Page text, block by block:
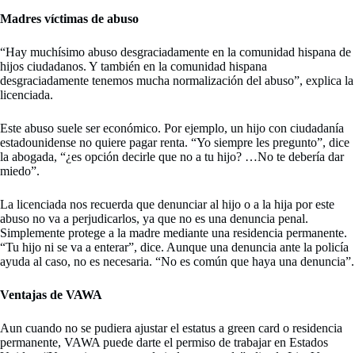
Madres víctimas de abuso
“Hay muchísimo abuso desgraciadamente en la comunidad hispana de
hijos ciudadanos. Y también en la comunidad hispana
desgraciadamente tenemos mucha normalización del abuso”, explica la
licenciada.
Este abuso suele ser económico. Por ejemplo, un hijo con ciudadanía
estadounidense no quiere pagar renta. “Yo siempre les pregunto”, dice
la abogada, “¿es opción decirle que no a tu hijo? …No te debería dar
miedo”.
La licenciada nos recuerda que denunciar al hijo o a la hija por este
abuso no va a perjudicarlos, ya que no es una denuncia penal.
Simplemente protege a la madre mediante una residencia permanente.
“Tu hijo ni se va a enterar”, dice. Aunque una denuncia ante la policía
ayuda al caso, no es necesaria. “No es común que haya una denuncia”.
Ventajas de VAWA
Aun cuando no se pudiera ajustar el estatus a green card o residencia
permanente, VAWA puede darte el permiso de trabajar en Estados